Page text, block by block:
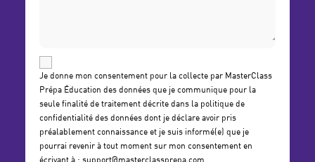
Je donne mon consentement pour la collecte par MasterClass
Prépa Éducation des données que je communique pour la
seule finalité de traitement décrite dans la politique de
confidentialité des données dont je déclare avoir pris
préalablement connaissance et je suis informé(e) que je
pourrai revenir à tout moment sur mon consentement en
écrivant à : support@masterclassprepa.com